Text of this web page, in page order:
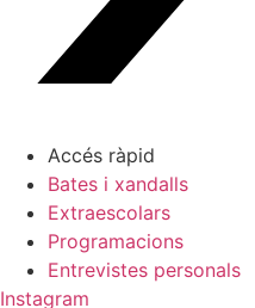
Accés ràpid
Bates i xandalls
Extraescolars
Programacions
Entrevistes personals
Instagram